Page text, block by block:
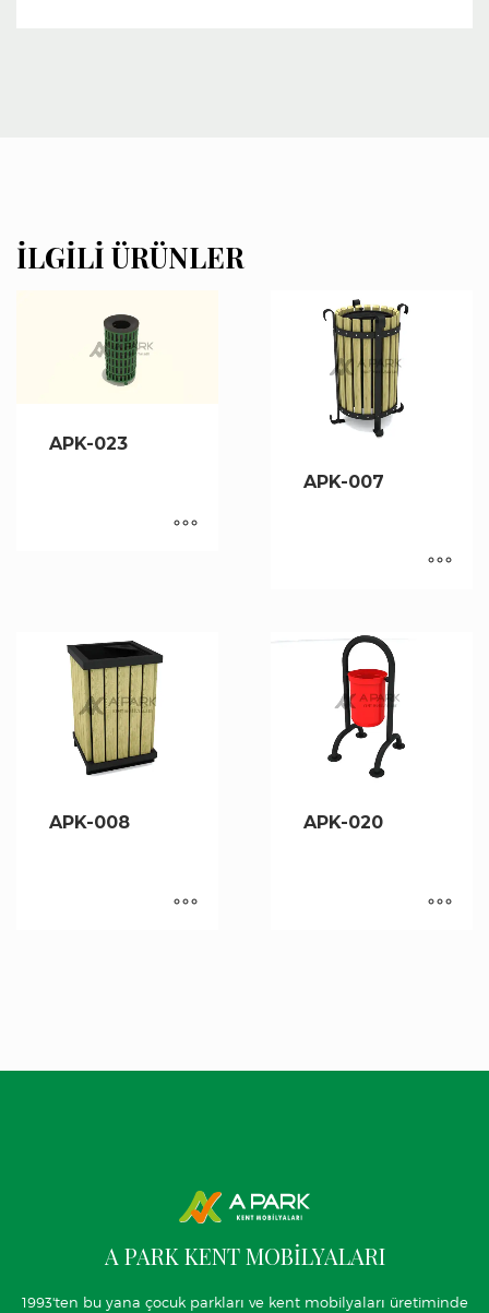
İLGILI ÜRÜNLER
APK-023
APK-007
APK-008 APK-020
A PARK KENT MOBİLYALARI
1993'ten bu yana çocuk parkları ve kent mobilyaları üretiminde